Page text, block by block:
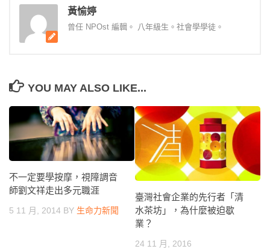
黃愉婷
曾任 NPOst 編輯。 八年級生。社會學學徒。
YOU MAY ALSO LIKE...
不一定要學按摩，視障調音
師劉文祥走出多元職涯
5 11 月, 2014 BY 生命力新聞
臺灣社會企業的先行者「清
水茶坊」，為什麼被迫歇
業？
24 11 月, 2016